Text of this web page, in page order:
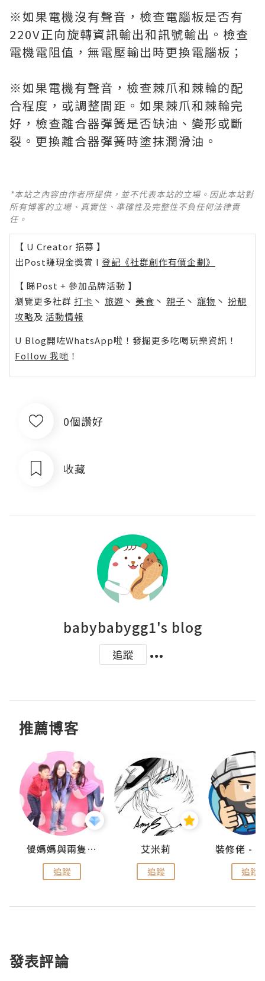
※如果電機沒有聲音，檢查電腦板是否有
220V正向旋轉資訊輸出和訊號輸出。檢查
電機電阻值，無電壓輸出時更換電腦板；
※如果電機有聲音，檢查棘爪和棘輪的配
合程度，或調整間距。如果棘爪和棘輪完
好，檢查離合器彈簧是否缺油、變形或斷
裂。更換離合器彈簧時塗抹潤滑油。
*本站之內容由作者所提供，並不代表本站的立場。因此本站對
所有博客的立場、真實性、準確性及完整性不負任何法律責
任。
【 U Creator 招募 】
出Post賺現金獎賞 l 登記《社群創作有價企劃》
【 睇Post + 參加品牌活動 】
瀏覽更多社群 打卡 丶 旅遊 丶 美食 丶 親子 丶 寵物 丶 扮靚
攻略及 活動情報
U Blog開咗WhatsApp啦！發掘更多吃喝玩樂資訊！
Follow 我哋 ！
0個讚好
收藏
babybabygg1's blog
追蹤
推薦博客
儍媽媽與兩隻小魔怪之家
追蹤
艾米莉
追蹤 追蹤
發表評論